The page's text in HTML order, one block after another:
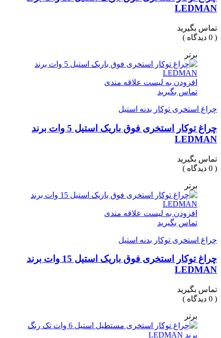
LEDMAN
تماس بگیرید
( 0 دیدگاه )
برتر
افزودن به لیست علاقه مندی
تماس بگیرید
چراغ استخری توکار بدنه استیل
چراغ توکار استخری فوق باریک استیل 5 وات برند
LEDMAN
تماس بگیرید
( 0 دیدگاه )
برتر
افزودن به لیست علاقه مندی
تماس بگیرید
چراغ استخری توکار بدنه استیل
چراغ توکار استخری فوق باریک استیل 15 وات برند
LEDMAN
تماس بگیرید
( 0 دیدگاه )
برتر